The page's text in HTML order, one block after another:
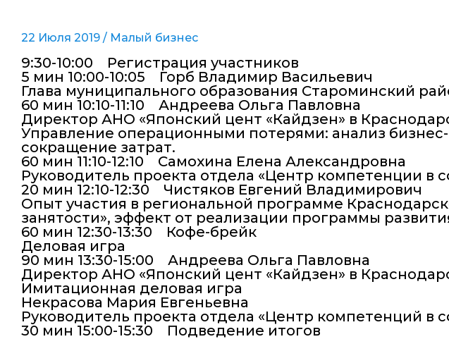
22 Июля 2019 / Малый бизнес
9:30-10:00 Регистрация участников
5 мин 10:00-10:05 Горб Владимир Васильевич
Глава муниципального образования Староминский
60 мин 10:10-11:10 Андреева Ольга Павловна
Директор АНО «Японский цент «Кайдзен» в
Управление операционными потерями: анализ
сокращение затрат.
60 мин 11:10-12:10 Самохина Елена Александровна
Руководитель проекта отдела «Центр компетенции в
20 мин 12:10-12:30 Чистяков Евгений Владимирович
Опыт участия в региональной программе
занятости», эффект от реализации программы
60 мин 12:30-13:30 Кофе-брейк
Деловая игра
90 мин 13:30-15:00 Андреева Ольга Павловна
Директор АНО «Японский цент «Кайдзен» в
Имитационная деловая игра
Некрасова Мария Евгеньевна
Руководитель проекта отдела «Центр компетенций в
30 мин 15:00-15:30 Подведение итогов